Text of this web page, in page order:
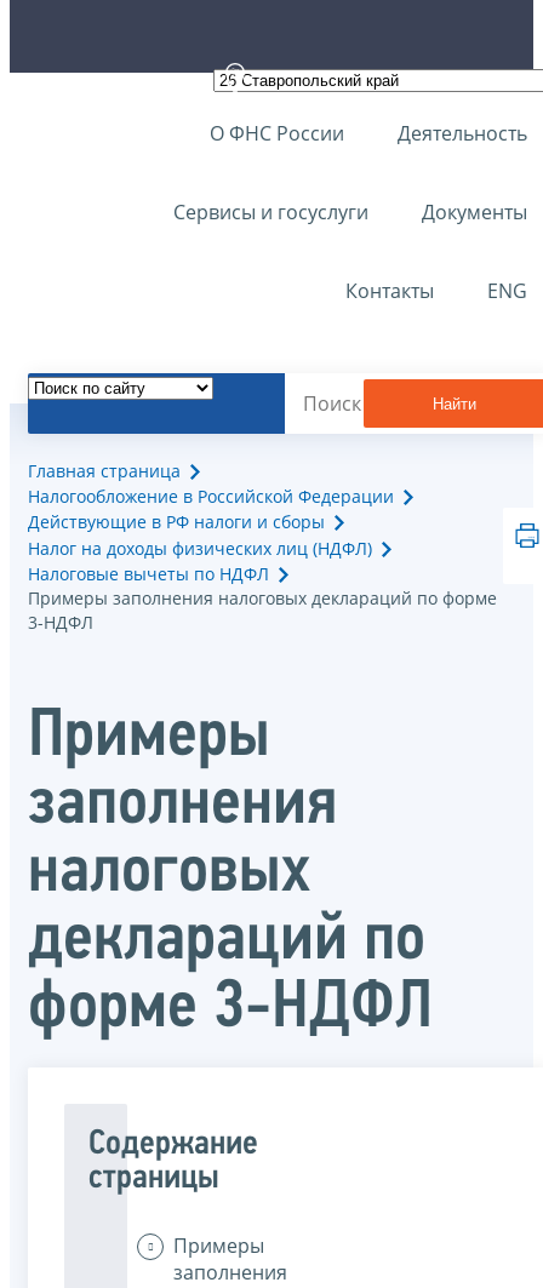
О ФНС России Деятельность
Сервисы и госуслуги Документы
Контакты ENG
Найти
Главная страница
Налогообложение в Российской Федерации
Действующие в РФ налоги и сборы
Налог на доходы физических лиц (НДФЛ)
Налоговые вычеты по НДФЛ
Примеры заполнения налоговых деклараций по форме
3-НДФЛ
Примеры
заполнения
налоговых
деклараций по
форме 3-НДФЛ
Содержание
страницы
Примеры
заполнения